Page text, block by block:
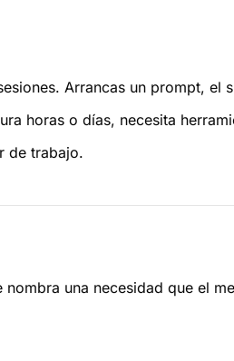
Arrancas un prompt,
horas o días, necesita
de trabajo.
una necesidad que el